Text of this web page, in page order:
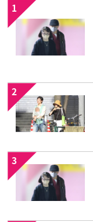
1
2
3